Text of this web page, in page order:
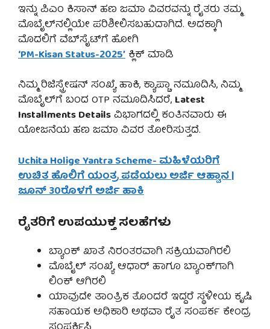
ಇನ್ನು ಪಿಎಂ ಕಿಸಾನ್ ಹಣ ಜಮಾ ವಿವರವನ್ನು ರೈತರು ತಮ್ಮ
ಮೊಬೈಲ್‌ನಲ್ಲಿಯೇ ಪರಿಶೀಲಿಸಬಹುದಾಗಿದೆ. ಅದಕ್ಕಾಗಿ
ಮೊದಲಿಗೆ ವೆಬ್‌ಸೈಟ್‌ಗೆ ಹೋಗಿ
‘PM-Kisan Status-2025’ ಕ್ಲಿಕ್ ಮಾಡಿ
ನಿಮ್ಮ ರಿಜಿಸ್ಟ್ರೇಷನ್ ಸಂಖ್ಯೆ ಹಾಕಿ, ಕ್ಯಾಪ್ಚಾ ನಮೂದಿಸಿ, ನಿಮ್ಮ
ಮೊಬೈಲ್‌ಗೆ ಬಂದ OTP ನಮೂದಿಸಿದರೆ, Latest
Installments Detailsವಿಭಾಗದಲ್ಲಿ ಕಂತಿನವಾರು ಈ
ಯೋಜನೆಯ ಹಣ ಜಮಾ ವಿವರ ತೋರಿಸುತ್ತದೆ.
Uchita Holige Yantra Scheme- ಮಹಿಳೆಯರಿಗೆ
ಉಚಿತ ಹೊಲಿಗೆ ಯಂತ್ರ ಪಡೆಯಲು ಅರ್ಜಿ ಆಹ್ವಾನ |
ಜೂನ್ 30ರೊಳಗೆ ಅರ್ಜಿ ಹಾಕಿ
ರೈತರಿಗೆ ಉಪಯುಕ್ತ ಸಲಹೆಗಳು
ಬ್ಯಾಂಕ್ ಖಾತೆ ನಿರಂತರವಾಗಿ ಸಕ್ರಿಯವಾಗಿರಲಿ
ಮೊಬೈಲ್ ಸಂಖ್ಯೆ ಆಧಾರ್ ಹಾಗೂ ಬ್ಯಾಂಕ್‌ಗಾಗಿ
ಲಿಂಕ್ ಆಗಿರಲಿ
ಯಾವುದೇ ತಾಂತ್ರಿಕ ತೊಂದರೆ ಇದ್ದರೆ ಸ್ಥಳೀಯ ಕೃಷಿ
ಸಹಾಯಕ ಅಧಿಕಾರಿ ಅಥವಾ ರೈತ ಸಂಪರ್ಕ ಕೇಂದ್ರ